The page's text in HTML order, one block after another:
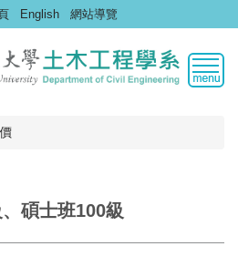
English 網站導覽
碩士班100級